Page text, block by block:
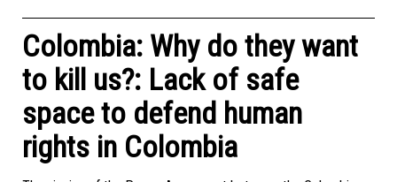
Colombia: Why do they want
to kill us?: Lack of safe
space to defend human
rights in Colombia